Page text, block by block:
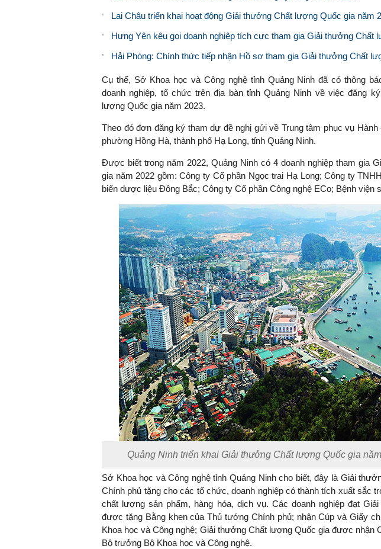
Lai Châu triển khai hoạt động Giải thưởng Chất lượng Quốc gia năm
Hưng Yên kêu gọi doanh nghiệp tích cực tham gia Giải thưởng Chất
Hải Phòng: Chính thức tiếp nhận Hồ sơ tham gia Giải thưởng Chất
Cụ thể, Sở Khoa học và Công nghệ tỉnh Quảng Ninh đã có thông
doanh nghiệp, tổ chức trên địa bàn tỉnh Quảng Ninh về việc đăng
lượng Quốc gia năm 2023.
Theo đó đơn đăng ký tham dự đề nghị gửi về Trung tâm phục vụ Hành
phường Hồng Hà, thành phố Hạ Long, tỉnh Quảng Ninh.
Được biết trong năm 2022, Quảng Ninh có 4 doanh nghiệp tham gia
gia năm 2022 gồm: Công ty Cổ phần Ngọc trai Hạ Long; Công ty
biến dược liệu Đông Bắc; Công ty Cổ phần Công nghệ ECo; Bệnh viện
Quảng Ninh triển khai Giải thưởng Chất lượng Quốc gia
Sở Khoa học và Công nghệ tỉnh Quảng Ninh cho biết, đây là Giải
Chính phủ tặng cho các tổ chức, doanh nghiệp có thành tích xuất sắc
chất lượng sản phẩm, hàng hóa, dịch vụ. Các doanh nghiệp đạt
được tặng Bằng khen của Thủ tướng Chính phủ; nhận Cúp và Giấy
Khoa học và Công nghệ; Giải thưởng Chất lượng Quốc gia được nhận
Bộ trưởng Bộ Khoa học và Công nghệ.